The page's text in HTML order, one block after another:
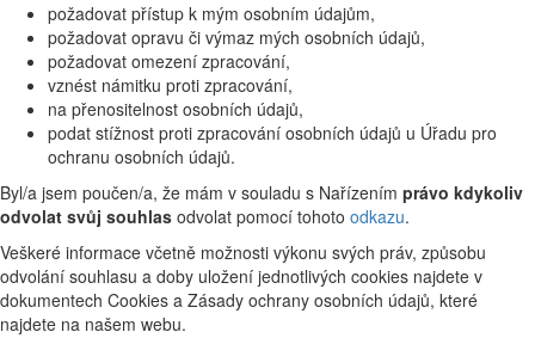
požadovat přístup k mým osobním údajům,
požadovat opravu či výmaz mých osobních údajů,
požadovat omezení zpracování,
vznést námitku proti zpracování,
na přenositelnost osobních údajů,
podat stížnost proti zpracování osobních údajů u Úřadu pro
ochranu osobních údajů.
Byl/a jsem poučen/a, že mám v souladu s Nařízením právo kdykoliv
odvolat svůj souhlas odvolat pomocí tohoto odkazu.
Veškeré informace včetně možnosti výkonu svých práv, způsobu
odvolání souhlasu a doby uložení jednotlivých cookies najdete v
dokumentech Cookies a Zásady ochrany osobních údajů, které
najdete na našem webu.